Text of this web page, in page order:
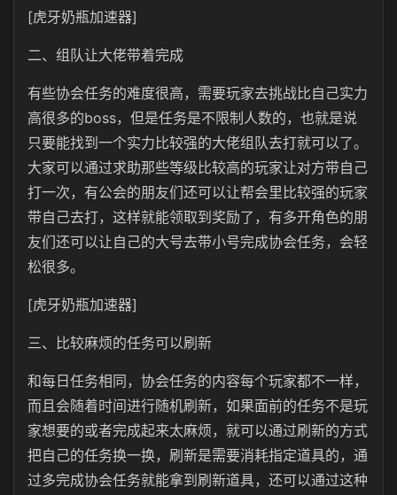
[虎牙奶瓶加速器]
二、组队让大佬带着完成
有些协会任务的难度很高，需要玩家去挑战比自己实力
高很多的boss，但是任务是不限制人数的，也就是说
只要能找到一个实力比较强的大佬组队去打就可以了。
大家可以通过求助那些等级比较高的玩家让对方带自己
打一次，有公会的朋友们还可以让帮会里比较强的玩家
带自己去打，这样就能领取到奖励了，有多开角色的朋
友们还可以让自己的大号去带小号完成协会任务，会轻
松很多。
[虎牙奶瓶加速器]
三、比较麻烦的任务可以刷新
和每日任务相同，协会任务的内容每个玩家都不一样，
而且会随着时间进行随机刷新，如果面前的任务不是玩
家想要的或者完成起来太麻烦，就可以通过刷新的方式
把自己的任务换一换，刷新是需要消耗指定道具的，通
过多完成协会任务就能拿到刷新道具，还可以通过这种